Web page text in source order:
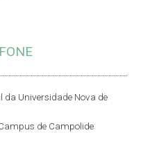
da Universidade Nova de
de Campolide